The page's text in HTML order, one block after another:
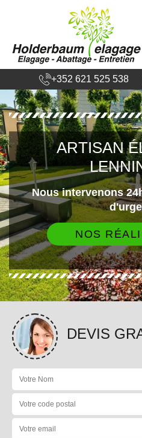
+352 621 525 538
ARTISAN
Nous intervenons
NOS
DEVIS